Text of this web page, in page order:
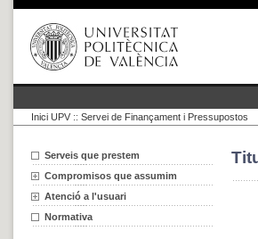
Inici UPV :: Servei de Finançament i Pressupostos
Serveis que prestem
Compromisos que assumim
Atenció a l'usuari
Normativa